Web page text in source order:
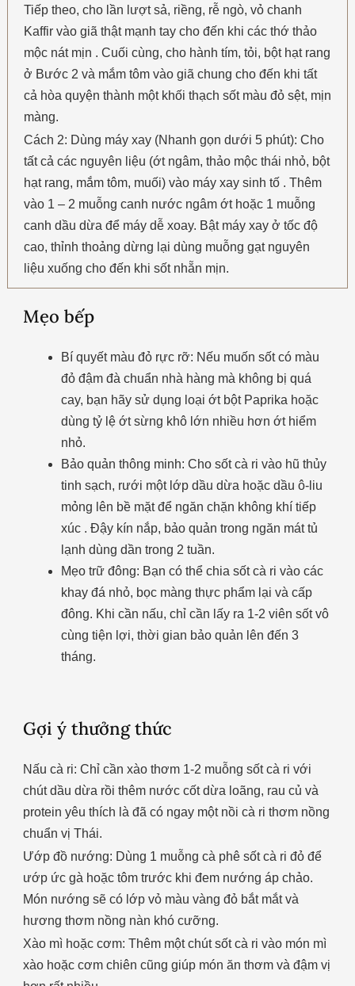
Tiếp theo, cho lần lượt sả, riềng, rễ ngò, vỏ chanh
Kaffir vào giã thật mạnh tay cho đến khi các thớ thảo
mộc nát mịn . Cuối cùng, cho hành tím, tỏi, bột hạt rang
ở Bước 2 và mắm tôm vào giã chung cho đến khi tất
cả hòa quyện thành một khối thạch sốt màu đỏ sệt, mịn
màng.
Cách 2: Dùng máy xay (Nhanh gọn dưới 5 phút): Cho
tất cả các nguyên liệu (ớt ngâm, thảo mộc thái nhỏ, bột
hạt rang, mắm tôm, muối) vào máy xay sinh tố . Thêm
vào 1 – 2 muỗng canh nước ngâm ớt hoặc 1 muỗng
canh dầu dừa để máy dễ xoay. Bật máy xay ở tốc độ
cao, thỉnh thoảng dừng lại dùng muỗng gạt nguyên
liệu xuống cho đến khi sốt nhẵn mịn.
Mẹo bếp
Bí quyết màu đỏ rực rỡ: Nếu muốn sốt có màu
đỏ đậm đà chuẩn nhà hàng mà không bị quá
cay, bạn hãy sử dụng loại ớt bột Paprika hoặc
dùng tỷ lệ ớt sừng khô lớn nhiều hơn ớt hiểm
nhỏ.
Bảo quản thông minh: Cho sốt cà ri vào hũ thủy
tinh sạch, rưới một lớp dầu dừa hoặc dầu ô-liu
mỏng lên bề mặt để ngăn chặn không khí tiếp
xúc . Đậy kín nắp, bảo quản trong ngăn mát tủ
lạnh dùng dần trong 2 tuần.
Mẹo trữ đông: Bạn có thể chia sốt cà ri vào các
khay đá nhỏ, bọc màng thực phẩm lại và cấp
đông. Khi cần nấu, chỉ cần lấy ra 1-2 viên sốt vô
cùng tiện lợi, thời gian bảo quản lên đến 3
tháng.
Gợi ý thưởng thức
Nấu cà ri: Chỉ cần xào thơm 1-2 muỗng sốt cà ri với
chút dầu dừa rồi thêm nước cốt dừa loãng, rau củ và
protein yêu thích là đã có ngay một nồi cà ri thơm nồng
chuẩn vị Thái.
Ướp đồ nướng: Dùng 1 muỗng cà phê sốt cà ri đỏ để
ướp ức gà hoặc tôm trước khi đem nướng áp chảo.
Món nướng sẽ có lớp vỏ màu vàng đỏ bắt mắt và
hương thơm nồng nàn khó cưỡng.
Xào mì hoặc cơm: Thêm một chút sốt cà ri vào món mì
xào hoặc cơm chiên cũng giúp món ăn thơm và đậm vị